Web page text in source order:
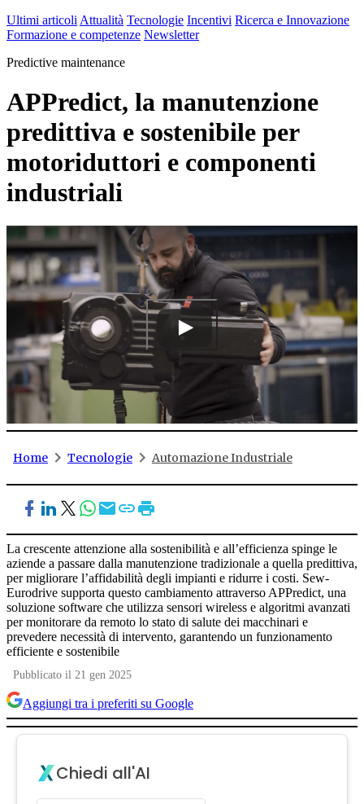
Ultimi articoli Attualità Tecnologie Incentivi Ricerca e Innovazione
Formazione e competenze Newsletter
Predictive maintenance
APPredict, la manutenzione
predittiva e sostenibile per
motoriduttori e componenti
industriali
Home Tecnologie Automazione Industriale
La crescente attenzione alla sostenibilità e all’efficienza spinge le
aziende a passare dalla manutenzione tradizionale a quella predittiva,
per migliorare l’affidabilità degli impianti e ridurre i costi. Sew-
Eurodrive supporta questo cambiamento attraverso APPredict, una
soluzione software che utilizza sensori wireless e algoritmi avanzati
per monitorare da remoto lo stato di salute dei macchinari e
prevedere necessità di intervento, garantendo un funzionamento
efficiente e sostenibile
Pubblicato il 21 gen 2025
Aggiungi tra i preferiti su Google
Chiedi all'AI